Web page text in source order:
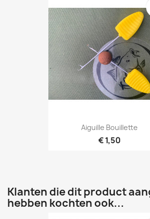
Aiguille Bouillette
€ 1,50
Klanten die dit product
hebben kochten ook...